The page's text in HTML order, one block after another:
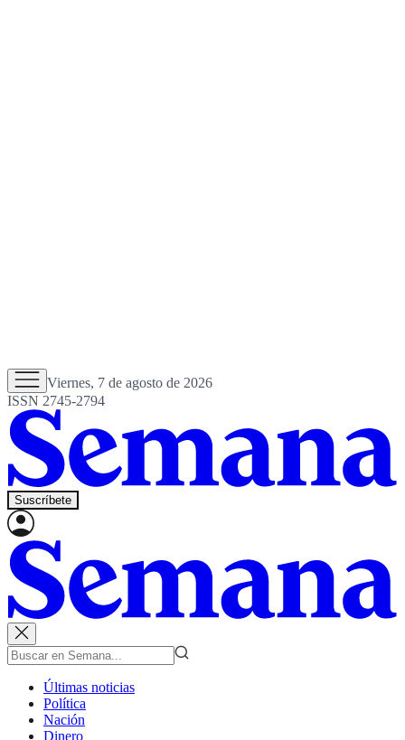
Viernes, 7 de agosto de 2026
ISSN 2745-2794
Suscríbete
Últimas noticias
Política
Nación
Dinero